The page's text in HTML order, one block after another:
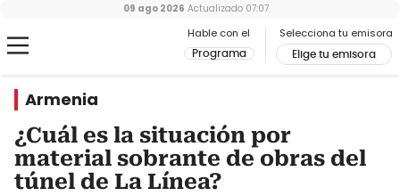
Hable con el
Programa
Selecciona tu emisora
Elige tu emisora
09 ago 2026 Actualizado 07:07
Armenia
¿Cuál es la situación por
material sobrante de obras del
túnel de La Línea?